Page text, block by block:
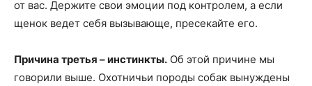
от вас. Держите свои эмоции под контролем, а если
щенок ведет себя вызывающе, пресекайте его.
Причина третья – инстинкты. Об этой причине мы
говорили выше. Охотничьи породы собак вынуждены